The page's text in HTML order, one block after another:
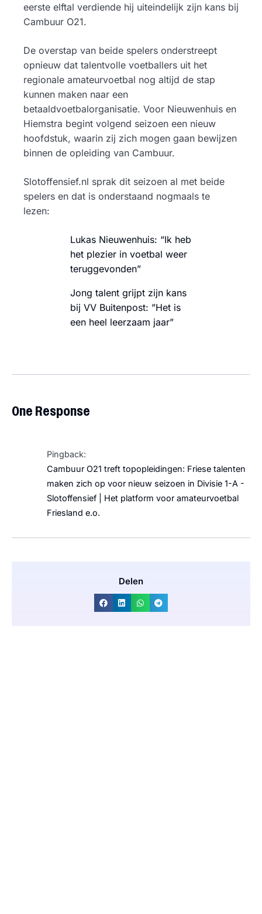
eerste elftal verdiende hij uiteindelijk zijn kans bij
Cambuur O21.
De overstap van beide spelers onderstreept
opnieuw dat talentvolle voetballers uit het
regionale amateurvoetbal nog altijd de stap
kunnen maken naar een
betaaldvoetbalorganisatie. Voor Nieuwenhuis en
Hiemstra begint volgend seizoen een nieuw
hoofdstuk, waarin zij zich mogen gaan bewijzen
binnen de opleiding van Cambuur.
Slotoffensief.nl sprak dit seizoen al met beide
spelers en dat is onderstaand nogmaals te
lezen:
Lukas Nieuwenhuis: “Ik heb
het plezier in voetbal weer
teruggevonden”
Jong talent grijpt zijn kans
bij VV Buitenpost: ”Het is
een heel leerzaam jaar”
One Response
Pingback:
Cambuur O21 treft topopleidingen: Friese talenten
maken zich op voor nieuw seizoen in Divisie 1-A -
Slotoffensief | Het platform voor amateurvoetbal
Friesland e.o.
Delen